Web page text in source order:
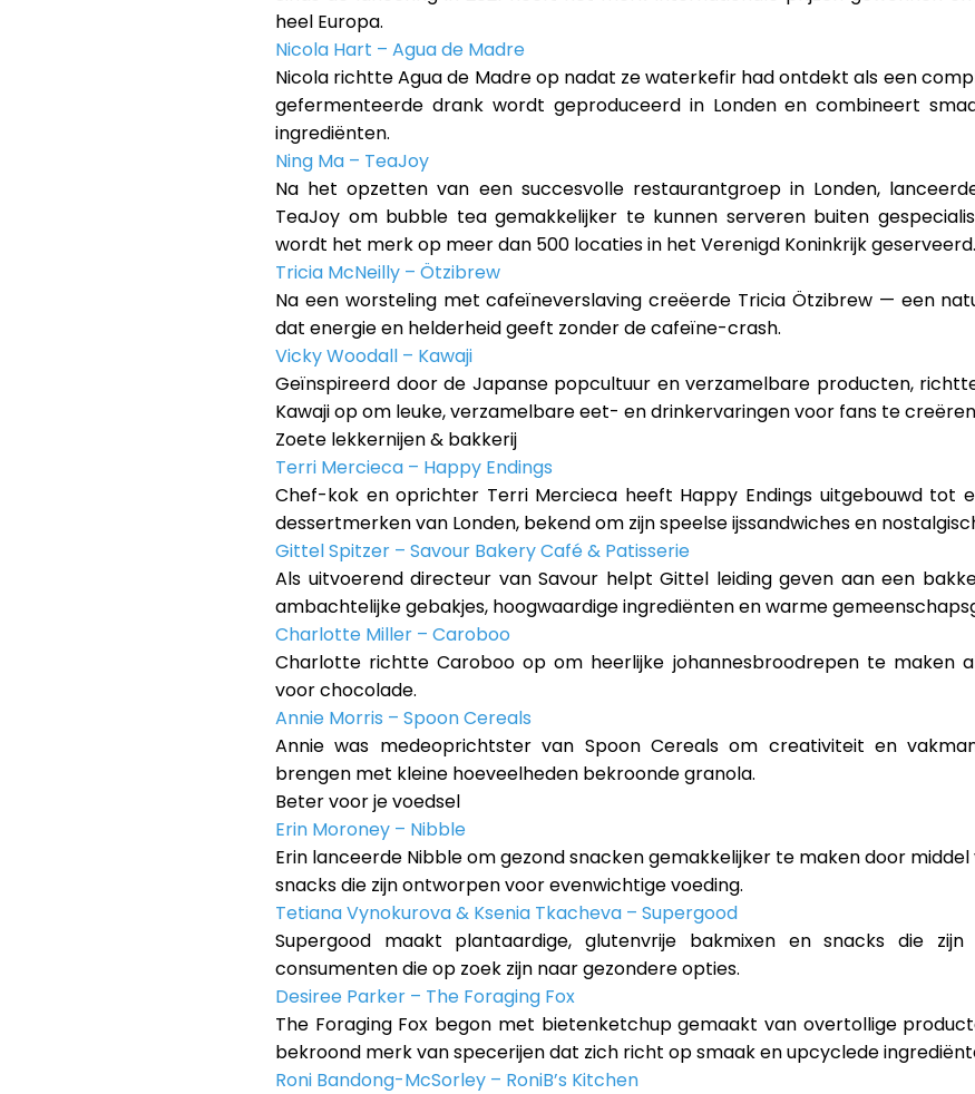
heel Europa.
Nicola Hart – Agua de Madre
Nicola richtte Agua de Madre op nadat ze waterkefir had ontdekt als een
gefermenteerde drank wordt geproduceerd in Londen en combineert
ingrediënten.
Ning Ma – TeaJoy
Na het opzetten van een succesvolle restaurantgroep in Londen,
TeaJoy om bubble tea gemakkelijker te kunnen serveren buiten
wordt het merk op meer dan 500 locaties in het Verenigd Koninkrijk geserveerd.
Tricia McNeilly – Ötzibrew
Na een worsteling met cafeïneverslaving creëerde Tricia Ötzibrew — een
dat energie en helderheid geeft zonder de cafeïne-crash.
Vicky Woodall – Kawaji
Geïnspireerd door de Japanse popcultuur en verzamelbare producten,
Kawaji op om leuke, verzamelbare eet- en drinkervaringen voor fans te
Zoete lekkernijen & bakkerij
Terri Mercieca – Happy Endings
Chef-kok en oprichter Terri Mercieca heeft Happy Endings uitgebouwd tot
dessertmerken van Londen, bekend om zijn speelse ijssandwiches en
Gittel Spitzer – Savour Bakery Café & Patisserie
Als uitvoerend directeur van Savour helpt Gittel leiding geven aan een
ambachtelijke gebakjes, hoogwaardige ingrediënten en warme
Charlotte Miller – Caroboo
Charlotte richtte Caroboo op om heerlijke johannesbroodrepen te maken
voor chocolade.
Annie Morris – Spoon Cereals
Annie was medeoprichtster van Spoon Cereals om creativiteit en
brengen met kleine hoeveelheden bekroonde granola.
Beter voor je voedsel
Erin Moroney – Nibble
Erin lanceerde Nibble om gezond snacken gemakkelijker te maken door
snacks die zijn ontworpen voor evenwichtige voeding.
Tetiana Vynokurova & Ksenia Tkacheva – Supergood
Supergood maakt plantaardige, glutenvrije bakmixen en snacks die
consumenten die op zoek zijn naar gezondere opties.
Desiree Parker – The Foraging Fox
The Foraging Fox begon met bietenketchup gemaakt van overtollige
bekroond merk van specerijen dat zich richt op smaak en upcyclede
Roni Bandong-McSorley – RoniB’s Kitchen